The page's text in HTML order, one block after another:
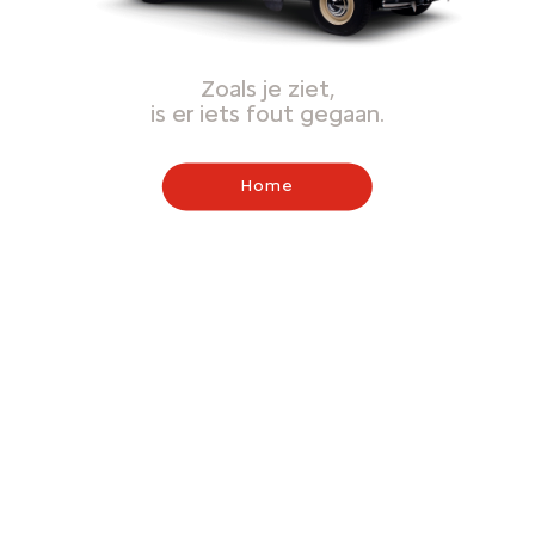
Zoals je ziet,
is er iets fout gegaan.
Home